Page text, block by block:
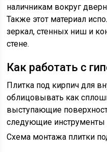
наличникам вокруг
Также этот материал
зеркал, стенных ниш и
стене.
Как работать с
Плитка под кирпич для
облицовывать как
выступающие
следующие инструменты
Схема монтажа плитки